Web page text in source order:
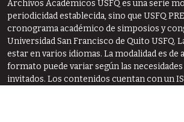
Archivos Académicos USFQ es una serie
periodicidad establecida, sino que USFQ
cronograma académico de simposios y
Universidad San Francisco de Quito USFQ.
estar en varios idiomas. La modalidad es de
formato puede variar según las
invitados. Los contenidos cuentan con un